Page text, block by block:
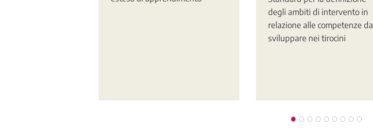
degli ambiti di intervento in
relazione alle competenze da
sviluppare nei tirocini